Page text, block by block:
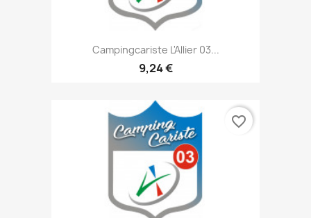
Campingcariste L'Allier 03...
9,24 €
favorite_border